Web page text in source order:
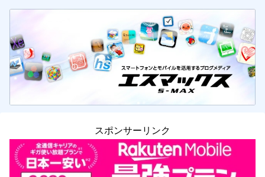
スポンサーリンク